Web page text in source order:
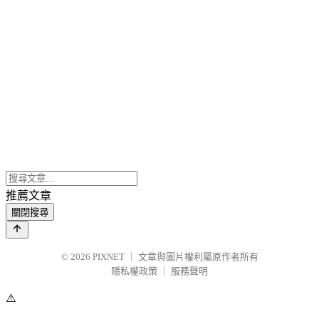
推薦文章
關閉搜尋
© 2026 PIXNET
文章與圖片權利屬原作者所有
隱私權政策
服務聲明
⚠️